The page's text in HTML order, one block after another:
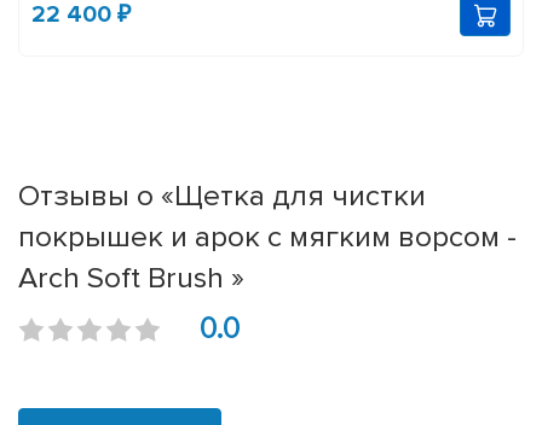
22 400 ₽
Отзывы о «Щетка для чистки
покрышек и арок с мягким ворсом -
Arch Soft Brush »
0.0